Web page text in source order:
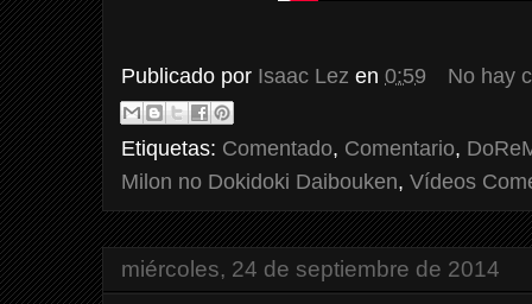
Publicado por Isaac Lez en 0:59 No hay
Etiquetas: Comentado, Comentario,
Milon no Dokidoki Daibouken, Vídeos
miércoles, 24 de septiembre de 2014